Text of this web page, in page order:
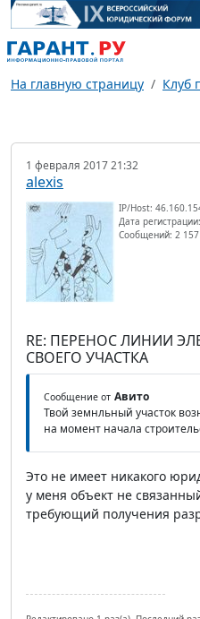
На главную страницу Клуб
1 февраля 2017 21:32
alexis
IP/Host:
Дата
Сообщений: 2 157
RE: ПЕРЕНОС ЛИНИИ
СВОЕГО УЧАСТКА
Сообщение от Авито
Твой земнльный участок
на момент начала
Это не имеет никакого
у меня объект не
требующий получения